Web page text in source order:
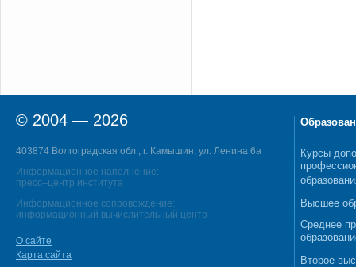
© 2004 — 2026
403874 Волгоградская обл., г. Камышин, ул. Ленина 6а
Информационное наполнение:
пресс–центр института
Информационное сопровождение:
информационный вычислительный центр
О сайте
Карта сайта
Курсы
Высшее
Среднее
Второе